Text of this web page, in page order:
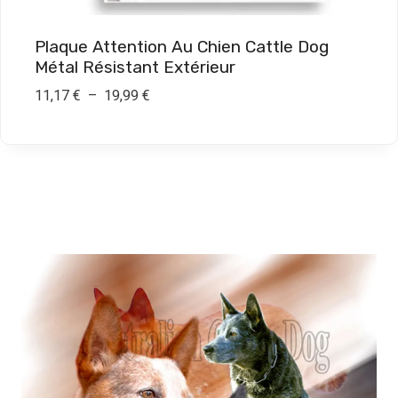
à
9
,
9
Plaque Attention Au Chien Cattle Dog
Métal Résistant Extérieur
11,17 € – 19,99 €P
p
i
x
: